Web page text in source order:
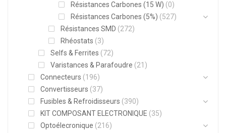
Résistances Carbones (15 W) (0)
Résistances Carbones (5%) (527)
Résistances SMD (272)
Rhéostats (3)
Selfs & Ferrites (72)
Varistances & Parafoudre (21)
Connecteurs (196)
Convertisseurs (37)
Fusibles & Refroidisseurs (390)
KIT COMPOSANT ELECTRONIQUE (35)
Optoélecronique (216)